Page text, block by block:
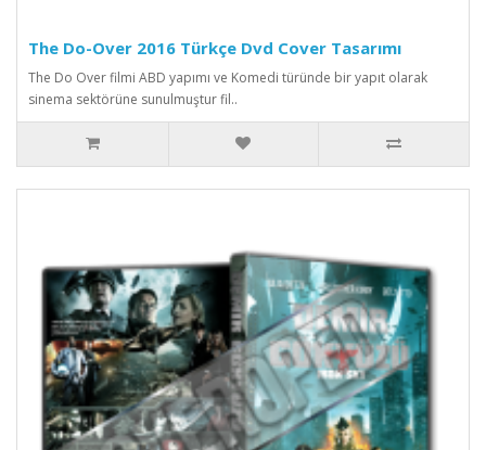
The Do-Over 2016 Türkçe Dvd Cover Tasarımı
The Do Over filmi ABD yapımı ve Komedi türünde bir yapıt olarak
sinema sektörüne sunulmuştur fil..